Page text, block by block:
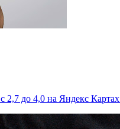
до 4,0 на Яндекс